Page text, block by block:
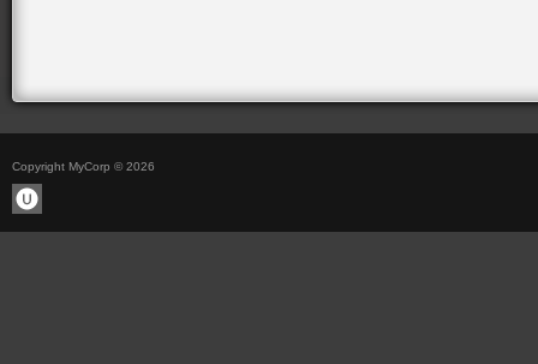
Copyright MyCorp © 2026